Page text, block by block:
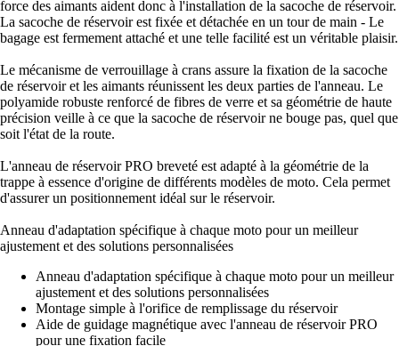
force des aimants aident donc à l'installation de la sacoche de réservoir.
La sacoche de réservoir est fixée et détachée en un tour de main - Le
bagage est fermement attaché et une telle facilité est un véritable plaisir.
Le mécanisme de verrouillage à crans assure la fixation de la sacoche
de réservoir et les aimants réunissent les deux parties de l'anneau. Le
polyamide robuste renforcé de fibres de verre et sa géométrie de haute
précision veille à ce que la sacoche de réservoir ne bouge pas, quel que
soit l'état de la route.
L'anneau de réservoir PRO breveté est adapté à la géométrie de la
trappe à essence d'origine de différents modèles de moto. Cela permet
d'assurer un positionnement idéal sur le réservoir.
Anneau d'adaptation spécifique à chaque moto pour un meilleur
ajustement et des solutions personnalisées
Anneau d'adaptation spécifique à chaque moto pour un meilleur
ajustement et des solutions personnalisées
Montage simple à l'orifice de remplissage du réservoir
Aide de guidage magnétique avec l'anneau de réservoir PRO
pour une fixation facile